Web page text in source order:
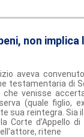
non implica
aveva
testamentaria di
venisse
(quale figlio,
sua reintegra. Sia
Corte d’Appello
ritene